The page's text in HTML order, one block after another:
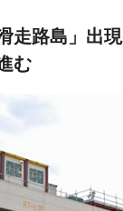
走路島」出
む